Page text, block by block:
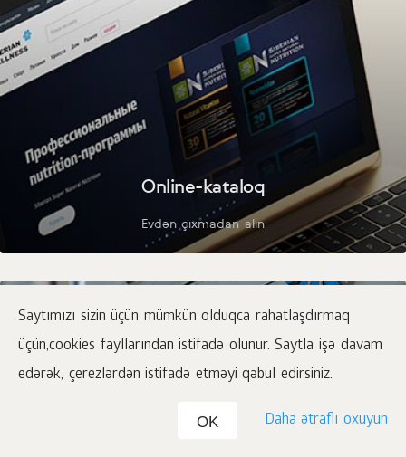
Saytımızı sizin üçün mümkün olduqca rahatlaşdırmaq
üçün,cookies fayllarından istifadə olunur. Saytla işə davam
edərək, çerezlərdən istifadə etməyi qəbul edirsiniz.
OK Daha ətraflı oxuyun
Online-kataloq
Evdən çıxmadan alın